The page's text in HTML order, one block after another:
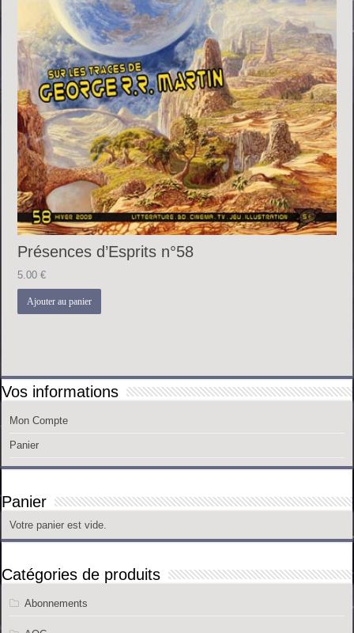
Présences d’Esprits n°58
5.00€
Ajouter au panier
Vos informations
Mon Compte
Panier
Panier
Votre panier est vide.
Catégories de produits
Abonnements